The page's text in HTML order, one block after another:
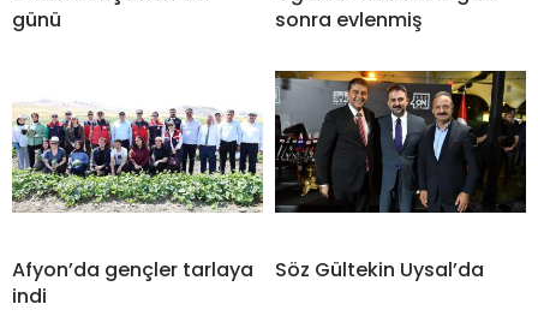
günü
sonra evlenmiş
Afyon’da gençler tarlaya
indi
Söz Gültekin Uysal’da